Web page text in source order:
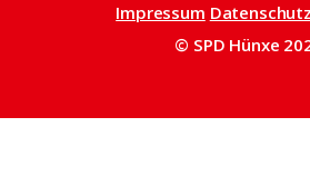
Impressum Datenschutz
© SPD Hünxe